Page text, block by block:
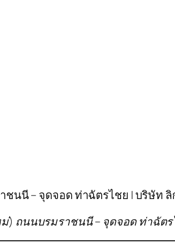
ชนนี – จุดจอด ท่าฉัตรไชย | บริษัท ลิ
ถนนบรมราชนนี – จุดจอด ท่าฉัตร